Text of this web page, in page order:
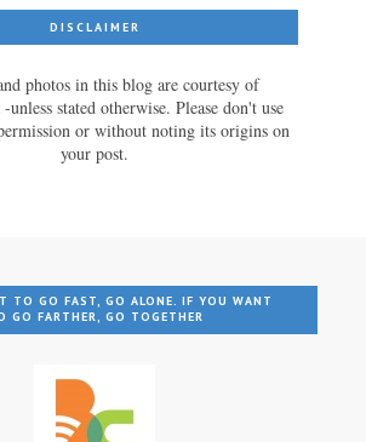
DISCLAIMER
photos in this blog are courtesy of
unless stated otherwise. Please don't use
or without noting its origins on
your post.
TO GO FAST, GO ALONE. IF YOU WANT
GO FARTHER, GO TOGETHER